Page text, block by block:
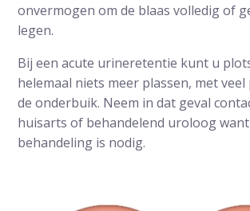
onvermogen om de blaas volledig of
legen.
Bij een acute urineretentie kunt u
helemaal niets meer plassen, met
de onderbuik. Neem in dat geval
huisarts of behandelend uroloog
behandeling is nodig.